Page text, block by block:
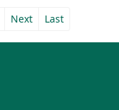
Next Last